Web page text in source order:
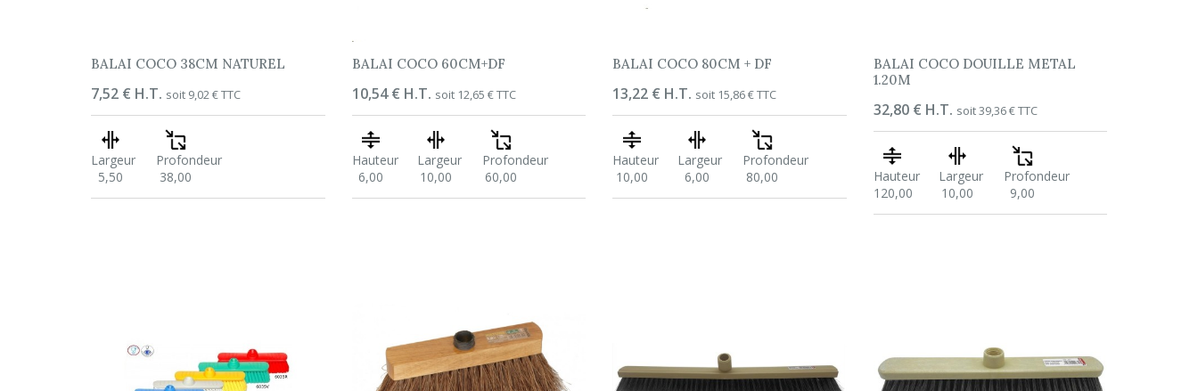
BALAI COCO 38CM NATUREL
Prix
7,52 € H.T. soit 9,02 € TTC
Largeur
5,50
Profondeur
38,00
BALAI COCO 60CM+DF
Prix
10,54 € H.T. soit 12,65 € TTC
Hauteur
6,00
Largeur
10,00
Profondeur
60,00
BALAI COCO 80CM + DF
Prix
13,22 € H.T. soit 15,86 € TTC
Hauteur
10,00
Largeur
6,00
Profondeur
80,00
BALAI COCO DOUILLE METAL
1.20M
Prix
32,80 € H.T. soit 39,36 € TTC
Hauteur
120,00
Largeur
10,00
Profondeur
9,00